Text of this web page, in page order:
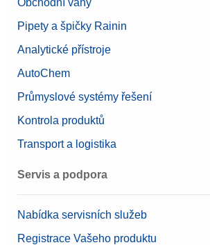
Pipety a špičky Rainin
Analytické přístroje
AutoChem
Průmyslové systémy řešení
Kontrola produktů
Transport a logistika
Servis a podpora
Nabídka servisních služeb
Registrace Vašeho produktu